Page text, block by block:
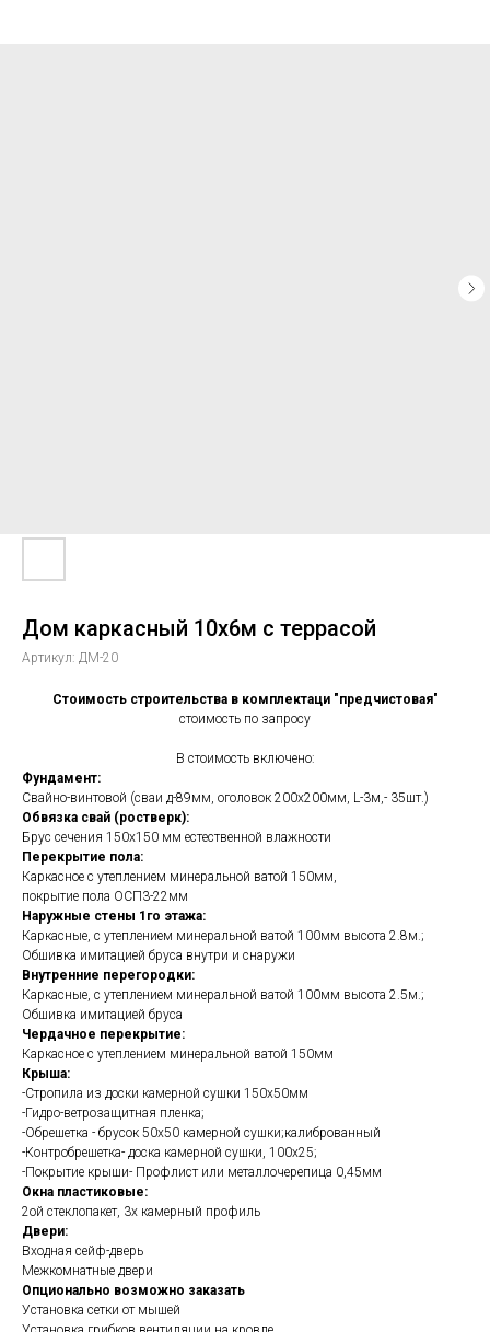
Дом каркасный 10х6м с террасой
Артикул: ДМ-20
Стоимость строительства в комплектаци "предчистовая"
стоимость по запросу
В стоимость включено:
Фундамент:
Свайно-винтовой (сваи д-89мм, оголовок 200х200мм, L-3м,- 35шт.)
Обвязка свай (ростверк):
Брус сечения 150х150 мм естественной влажности
Перекрытие пола:
Каркасное с утеплением минеральной ватой 150мм,
покрытие пола ОСП3-22мм
Наружные стены 1го этажа:
Каркасные, с утеплением минеральной ватой 100мм высота 2.8м.;
Обшивка имитацией бруса внутри и снаружи
Внутренние перегородки:
Каркасные, с утеплением минеральной ватой 100мм высота 2.5м.;
Обшивка имитацией бруса
Чердачное перекрытие:
Каркасное с утеплением минеральной ватой 150мм
Крыша:
-Стропила из доски камерной сушки 150х50мм
-Гидро-ветрозащитная пленка;
-Обрешетка - брусок 50х50 камерной сушки;калиброванный
-Контробрешетка- доска камерной сушки, 100х25;
-Покрытие крыши- Профлист или металлочерепица 0,45мм
Окна пластиковые:
2ой стеклопакет, 3х камерный профиль
Двери:
Входная сейф-дверь
Межкомнатные двери
Опционально возможно заказать
Установка сетки от мышей